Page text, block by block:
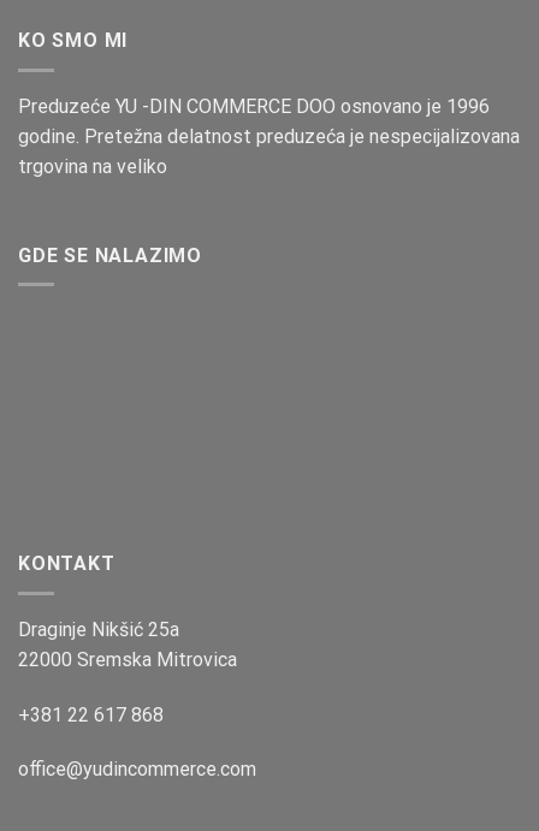
KO SMO MI
Preduzeće YU -DIN COMMERCE DOO osnovano je 1996
godine. Pretežna delatnost preduzeća je nespecijalizovana
trgovina na veliko
GDE SE NALAZIMO
KONTAKT
Draginje Nikšić 25a
22000 Sremska Mitrovica
+381 22 617 868
office@yudincommerce.com